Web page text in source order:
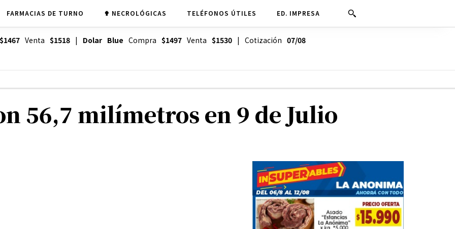
FARMACIAS DE TURNO ✟ NECROLÓGICAS TELÉFONOS ÚTILES ED. IMPRESA
$1467Venta $1518| Dolar Blue Compra $1497Venta $1530| Cotización 07/08
56,7 milímetros en 9 de Julio